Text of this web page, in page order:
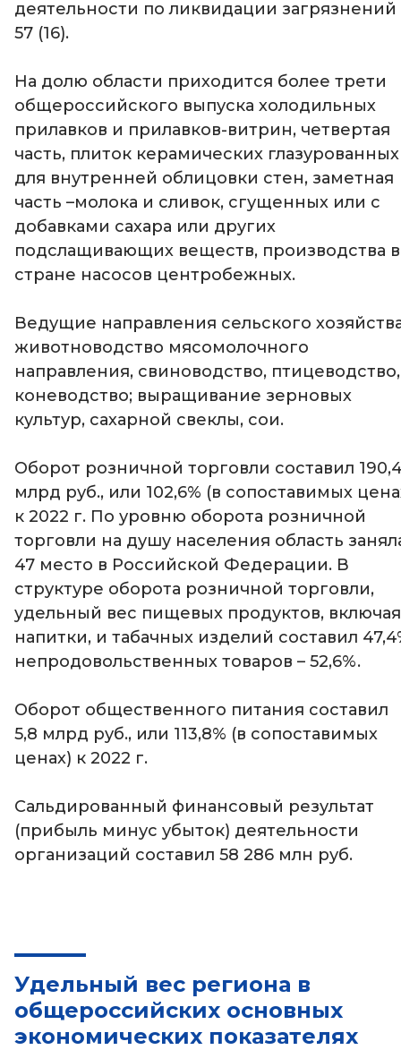
деятельности по ликвидации загрязнений
57 (16).
На долю области приходится более трети
общероссийского выпуска холодильных
прилавков и прилавков-витрин, четвертая
часть, плиток керамических глазурованных
для внутренней облицовки стен, заметная
часть –молока и сливок, сгущенных или с
добавками сахара или других
подслащивающих веществ, производства в
стране насосов центробежных.
Ведущие направления сельского
животноводство мясомолочного
направления, свиноводство, птицеводство,
коневодство; выращивание зерновых
культур, сахарной свеклы, сои.
Оборот розничной торговли составил
млрд руб., или 102,6% (в сопоставимых
к 2022 г. По уровню оборота розничной
торговли на душу населения область
47 место в Российской Федерации. В
структуре оборота розничной торговли,
удельный вес пищевых продуктов, включая
напитки, и табачных изделий составил
непродовольственных товаров – 52,6%.
Оборот общественного питания составил
5,8 млрд руб., или 113,8% (в сопоставимых
ценах) к 2022 г.
Сальдированный финансовый результат
(прибыль минус убыток) деятельности
организаций составил 58 286 млн руб.
Удельный вес региона в
общероссийских основных
экономических показателях